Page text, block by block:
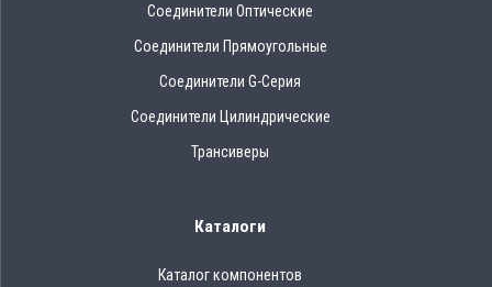
Соединители Оптические
Соединители Прямоугольные
Соединители G-Серия
Соединители Цилиндрические
Трансиверы
Каталоги
Каталог компонентов